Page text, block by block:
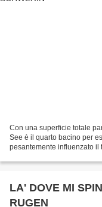
Con una superficie totale
See è il quarto bacino per
pesantemente influenzato il
LA' DOVE MI
RUGEN